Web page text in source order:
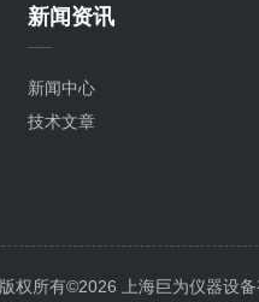
新闻资讯
新闻中心
技术文章
版权所有©2026 上海巨为仪器设